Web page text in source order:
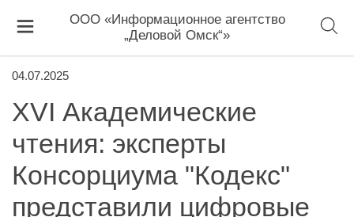
ООО «Информационное агентство
„Деловой Омск“»
04.07.2025
XVI Академические
чтения: эксперты
Консорциума "Кодекс"
представили цифровые